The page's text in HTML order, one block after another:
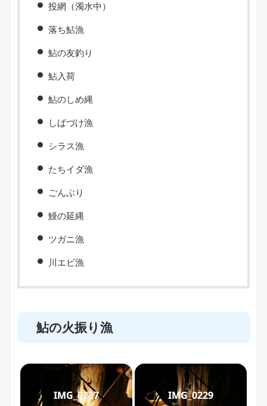
投網（濁水中）
落ち鮎漁
鮎の友釣り
鮎入荷
鮎のしめ縄
しばづけ漁
シラス漁
たちイダ漁
ごんぶり
鰻の延縄
ツガニ漁
川エビ漁
鮎の火振り漁
IMG_0227 IMG_0229